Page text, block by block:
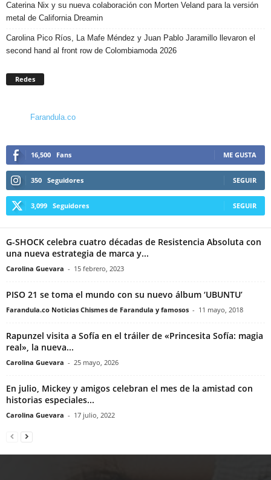
Caterina Nix y su nueva colaboración con Morten Veland para la versión
metal de California Dreamin
Carolina Pico Ríos, La Mafe Méndez y Juan Pablo Jaramillo llevaron el
second hand al front row de Colombiamoda 2026
Redes
Farandula.co
16,500 Fans ME GUSTA
350 Seguidores SEGUIR
3,099 Seguidores SEGUIR
G-SHOCK celebra cuatro décadas de Resistencia Absoluta con
una nueva estrategia de marca y...
Carolina Guevara - 15 febrero, 2023
PISO 21 se toma el mundo con su nuevo álbum ‘UBUNTU’
Farandula.co Noticias Chismes de Farandula y famosos - 11 mayo, 2018
Rapunzel visita a Sofía en el tráiler de «Princesita Sofía: magia
real», la nueva...
Carolina Guevara - 25 mayo, 2026
En julio, Mickey y amigos celebran el mes de la amistad con
historias especiales...
Carolina Guevara - 17 julio, 2022